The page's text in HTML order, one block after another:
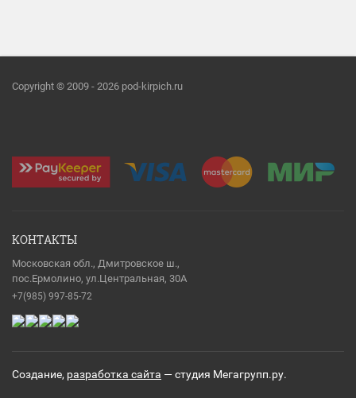
Copyright © 2009 - 2026 pod-kirpich.ru
КОНТАКТЫ
Московская обл., Дмитровское ш.,
пос.Ермолино, ул.Центральная, 30А
+7(985) 997-85-72
Создание, разработка сайта — студия Мегагрупп.ру.